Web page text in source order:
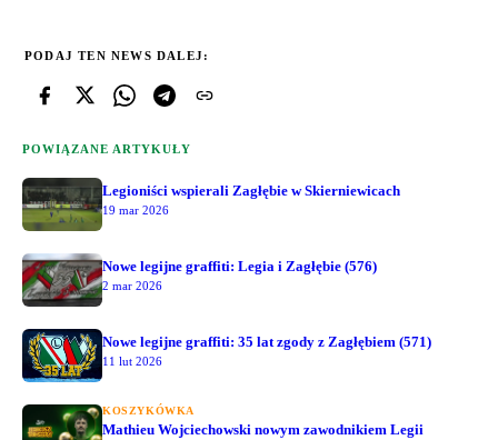
PODAJ TEN NEWS DALEJ:
POWIĄZANE ARTYKUŁY
Legioniści wspierali Zagłębie w Skierniewicach
19 mar 2026
Nowe legijne graffiti: Legia i Zagłębie (576)
2 mar 2026
Nowe legijne graffiti: 35 lat zgody z Zagłębiem (571)
11 lut 2026
KOSZYKÓWKA
Mathieu Wojciechowski nowym zawodnikiem Legii